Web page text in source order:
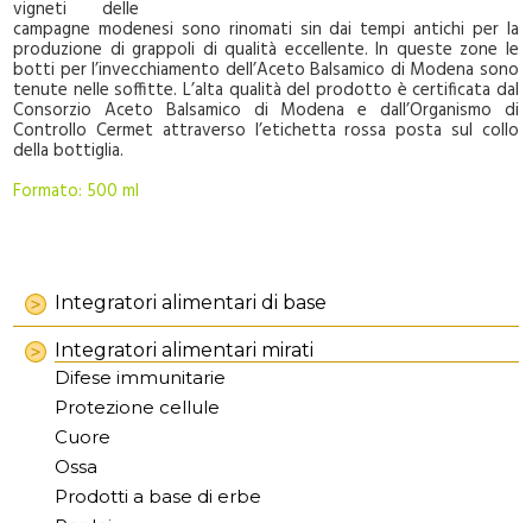
vigneti delle
campagne modenesi sono rinomati sin dai tempi antichi per la
produzione di grappoli di qualità eccellente. In queste zone le
botti per l’invecchiamento dell’Aceto Balsamico di Modena sono
tenute nelle soffitte. L’alta qualità del prodotto è certificata dal
Consorzio Aceto Balsamico di Modena e dall’Organismo di
Controllo Cermet attraverso l’etichetta rossa posta sul collo
della bottiglia.
Formato: 500 ml
Integratori alimentari di base
Integratori alimentari mirati
Difese immunitarie
Protezione cellule
Cuore
Ossa
Prodotti a base di erbe